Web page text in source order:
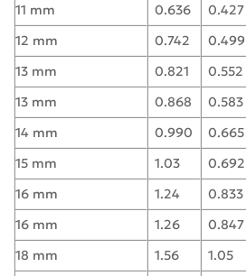
11 mm
0.636 0.427
12 mm
0.742 0.499
13 mm
0.821 0.552
13 mm
0.868 0.583
14 mm
0.990 0.665
15 mm
1.03 0.692
16 mm
1.24 0.833
16 mm
1.26 0.847
18 mm
1.56 1.05